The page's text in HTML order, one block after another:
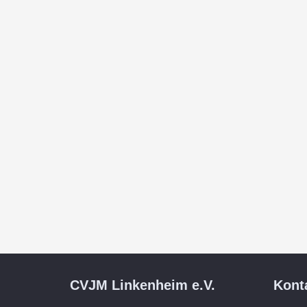
CVJM Linkenheim e.V.